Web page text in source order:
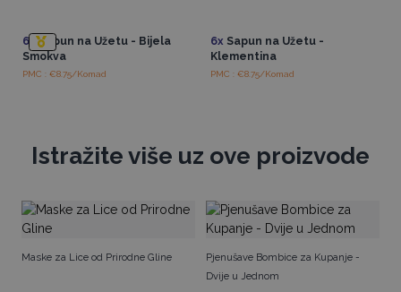
6x Sapun na Užetu - Bijela
Smokva
PMC : €8.75/Komad
6x Sapun na Užetu -
Klementina
PMC : €8.75/Komad
Istražite više uz ove proizvode
Maske za Lice od Prirodne Gline
Pjenušave Bombice za Kupanje -
Dvije u Jednom